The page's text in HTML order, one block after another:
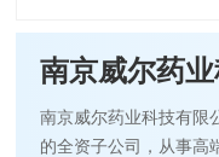
南京威尔药
南京威尔药业科技有限
的全资子公司，从事高